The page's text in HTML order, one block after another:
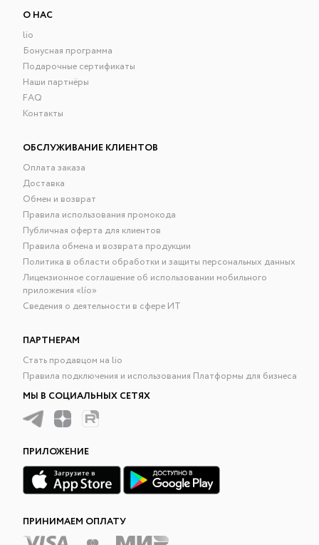
О НАС
lio
Бонусная программа
Подарочные сертификаты
Наши партнёры
FAQ
Контакты
ОБСЛУЖИВАНИЕ КЛИЕНТОВ
Оплата заказа
Доставка
Обмен и возврат
Правила использования промокода
Публичная оферта для клиентов
Правила обмена и возврата продукции
Политика в области обработки и защиты персональных данных
Лицензионное соглашение об использовании мобильного
приложения «lío»
Сведения о деятельности в сфере ИТ
ПАРТНЕРАМ
Стать продавцом на lio
Правила подключения и использования Платформы для бизнеса
МЫ В СОЦИАЛЬНЫХ СЕТЯХ
ПРИЛОЖЕНИЕ
ПРИНИМАЕМ ОПЛАТУ